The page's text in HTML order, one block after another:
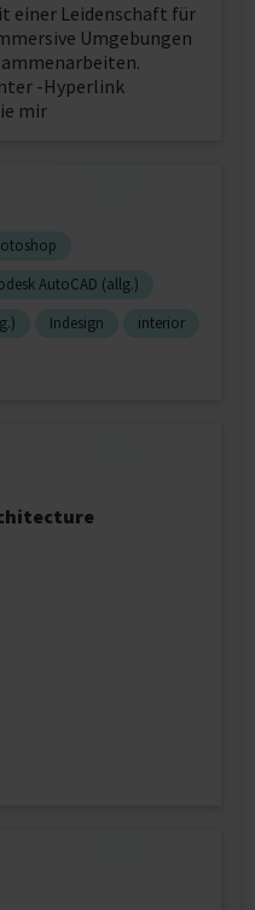
einer Leidenschaft für
Umgebungen
-Hyperlink
mir
AutoCAD (allg.)
Indesign
interior